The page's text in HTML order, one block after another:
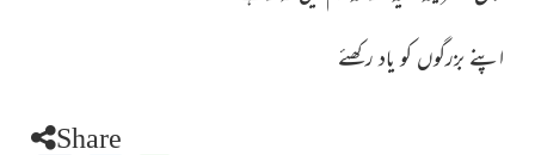
اپنے بزرگوں کو یاد رکھئے
Share